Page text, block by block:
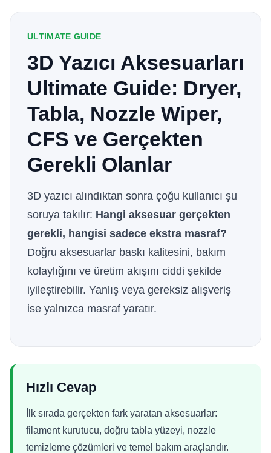
ULTIMATE GUIDE
3D Yazıcı Aksesuarları
Ultimate Guide: Dryer,
Tabla, Nozzle Wiper,
CFS ve Gerçekten
Gerekli Olanlar
3D yazıcı alındıktan sonra çoğu kullanıcı şu
soruya takılır: Hangi aksesuar gerçekten
gerekli, hangisi sadece ekstra masraf?
Doğru aksesuarlar baskı kalitesini, bakım
kolaylığını ve üretim akışını ciddi şekilde
iyileştirebilir. Yanlış veya gereksiz alışveriş
ise yalnızca masraf yaratır.
Hızlı Cevap
İlk sırada gerçekten fark yaratan aksesuarlar:
filament kurutucu, doğru tabla yüzeyi, nozzle
temizleme çözümleri ve temel bakım araçlarıdır.